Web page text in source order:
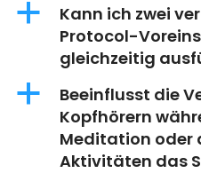
a
Kann ich zwei
Protocol-
gleichzeitig
a
Beeinflusst die
Kopfhörern
Meditation oder
Aktivitäten das